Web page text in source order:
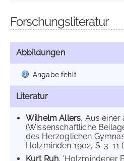
Forschungsliteratur
Abbildungen
Angabe fehlt
Literatur
Wilhelm Allers, Aus einer
(Wissenschaftliche
des Herzoglichen
Holzminden 1902, S. 3-11
Kurt Ruh, 'Holzmindener